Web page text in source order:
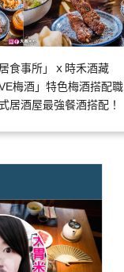
食事所」ｘ時禾酒藏
梅酒」特色梅酒搭配職
居酒屋最強餐酒搭配！